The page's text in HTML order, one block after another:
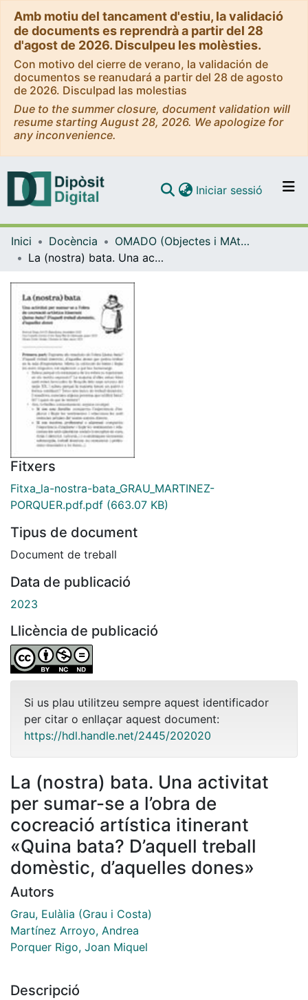
Amb motiu del tancament d'estiu, la validació
de documents es reprendrà a partir del 28
d'agost de 2026. Disculpeu les molèsties.
Con motivo del cierre de verano, la validación de
documentos se reanudará a partir del 28 de agosto
de 2026. Disculpad las molestias
Due to the summer closure, document validation will
resume starting August 28, 2026. We apologize for
any inconvenience.
Navega per tot el DD
Iniciar sessió (current)
Inici Docència
OMADO (Objectes i MAterials DOcents)
La (nostra) bata. Una activitat per sumar-se a l’obra de cocreació artística itinerant «Quina bata? D’aquell treball domèstic, d’aquelles dones»
Fitxers
Fitxa_la-nostra-bata_GRAU_MARTINEZ-
PORQUER.pdf.pdf (663.07 KB)
Tipus de document
Document de treball
Data de publicació
2023
Llicència de publicació
Si us plau utilitzeu sempre aquest identificador
per citar o enllaçar aquest document:
https://hdl.handle.net/2445/202020
La (nostra) bata. Una activitat
per sumar-se a l’obra de
cocreació artística itinerant
«Quina bata? D’aquell treball
domèstic, d’aquelles dones»
Autors
Grau, Eulàlia (Grau i Costa)
Martínez Arroyo, Andrea
Porquer Rigo, Joan Miquel
Descripció